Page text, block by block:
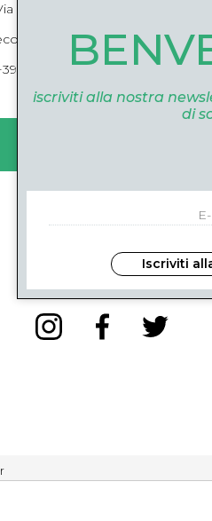
Roma, 52 Cuneo 12100 Cuneo
0171694239
ho letto ed accettato le condizioni
iscriviti alla nostra
di
Iscriviti